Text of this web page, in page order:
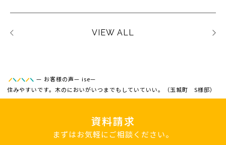
VIEW ALL
— お客様の声— ise—
住みやすいです。木のにおいがいつまでもしていていい。（玉城町 S様邸）
資料請求
まずはお気軽にご相談ください。